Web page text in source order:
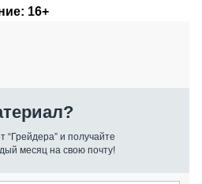
16+
и получайте
месяц на свою почту!